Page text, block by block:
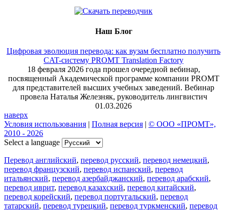
Наш Блог
Цифровая эволюция перевода: как вузам бесплатно получить
CAT-систему PROMT Translation Factory
18 февраля 2026 года прошел очередной вебинар,
посвященный Академической программе компании PROMT
для представителей высших учебных заведений. Вебинар
провела Наталья Железняк, руководитель лингвистич
01.03.2026
наверх
Условия использования | Полная версия | © ООО «ПРОМТ»,
2010 - 2026
Select a language
Перевод английский, перевод русский, перевод немецкий,
перевод французский, перевод испанский, перевод
итальянский, перевод азербайджанский, перевод арабский,
перевод иврит, перевод казахский, перевод китайский,
перевод корейский, перевод португальский, перевод
татарский, перевод турецкий, перевод туркменский, перевод